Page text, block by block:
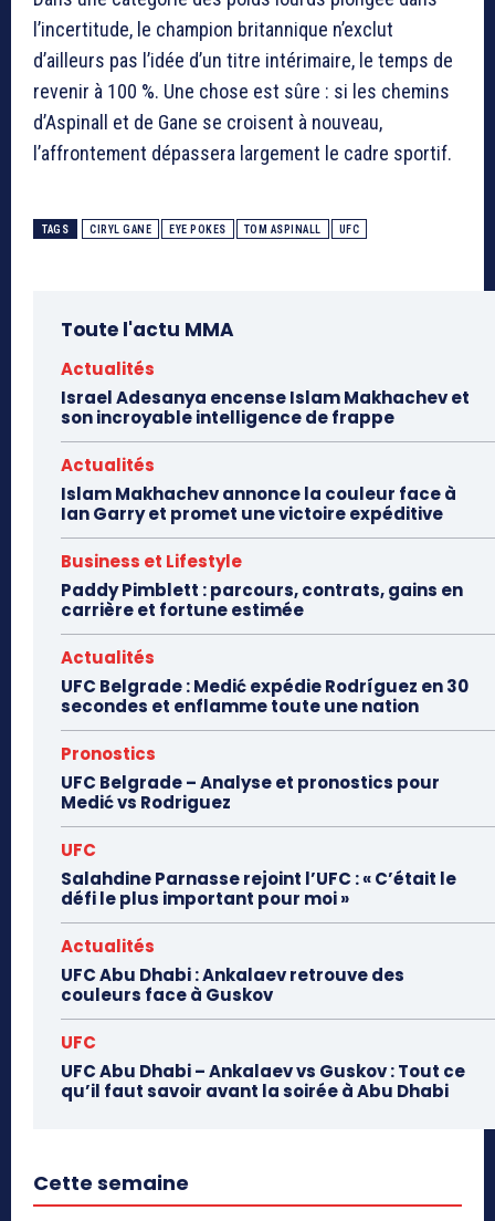
l’incertitude, le champion britannique n’exclut
d’ailleurs pas l’idée d’un titre intérimaire, le temps de
revenir à 100 %. Une chose est sûre : si les chemins
d’Aspinall et de Gane se croisent à nouveau,
l’affrontement dépassera largement le cadre sportif.
TAGS CIRYL GANE EYE POKES TOM ASPINALL UFC
Toute l'actu MMA
Actualités
Israel Adesanya encense Islam Makhachev et
son incroyable intelligence de frappe
Actualités
Islam Makhachev annonce la couleur face à
Ian Garry et promet une victoire expéditive
Business et Lifestyle
Paddy Pimblett : parcours, contrats, gains en
carrière et fortune estimée
Actualités
UFC Belgrade : Medić expédie Rodríguez en 30
secondes et enflamme toute une nation
Pronostics
UFC Belgrade – Analyse et pronostics pour
Medić vs Rodriguez
UFC
Salahdine Parnasse rejoint l’UFC : « C’était le
défi le plus important pour moi »
Actualités
UFC Abu Dhabi : Ankalaev retrouve des
couleurs face à Guskov
UFC
UFC Abu Dhabi – Ankalaev vs Guskov : Tout ce
qu’il faut savoir avant la soirée à Abu Dhabi
Cette semaine